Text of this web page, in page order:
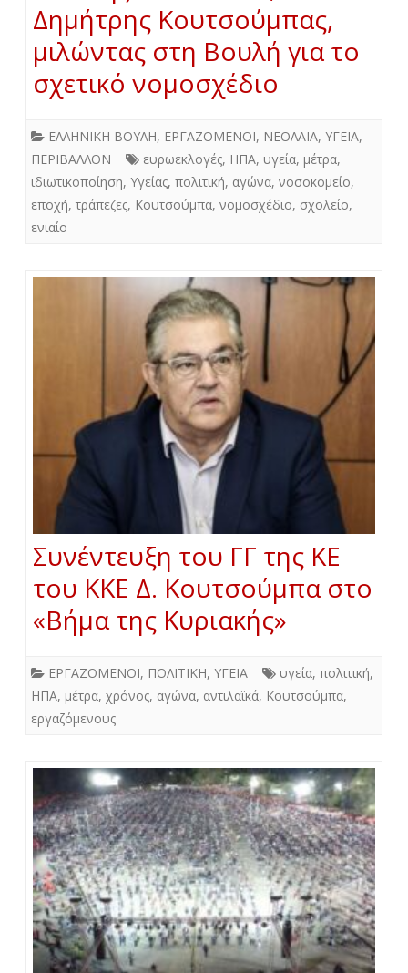
Δημήτρης Κουτσούμπας,
μιλώντας στη Βουλή για το
σχετικό νομοσχέδιο
ΕΛΛΗΝΙΚΗ ΒΟΥΛΗ, ΕΡΓΑΖΟΜΕΝΟΙ, ΝΕΟΛΑΙΑ, ΥΓΕΙΑ,
ΠΕΡΙΒΑΛΛΟΝ
ευρωεκλογές, ΗΠΑ, υγεία, μέτρα,
ιδιωτικοποίηση, Υγείας, πολιτική, αγώνα, νοσοκομείο,
εποχή, τράπεζες, Κουτσούμπα, νομοσχέδιο, σχολείο,
ενιαίο
Συνέντευξη του ΓΓ της ΚΕ
του ΚΚΕ Δ. Κουτσούμπα στο
«Βήμα της Κυριακής»
ΕΡΓΑΖΟΜΕΝΟΙ, ΠΟΛΙΤΙΚΗ, ΥΓΕΙΑ υγεία, πολιτική,
ΗΠΑ, μέτρα, χρόνος, αγώνα, αντιλαϊκά, Κουτσούμπα,
εργαζόμενους